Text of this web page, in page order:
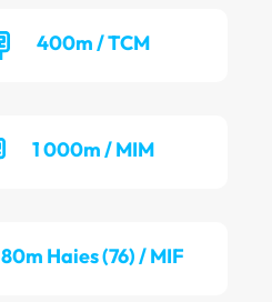
400m / TCM
1 000m / MIM
80m Haies (76) / MIF